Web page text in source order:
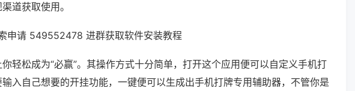
道获取使用。
申请 549552478 进群获取软件安装教程
轻松成为“必赢”。其操作方式十分简单，打开这个应用便可以自定义手机打
入自己想要的开挂功能，一键便可以生成出手机打牌专用辅助器，不管你是